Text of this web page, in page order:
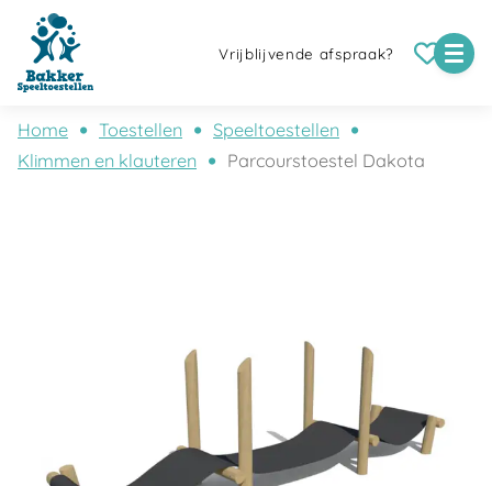
Vrijblijvende afspraak?
Home Toestellen
Speeltoestellen
Klimmen en klauteren
Parcourstoestel Dakota